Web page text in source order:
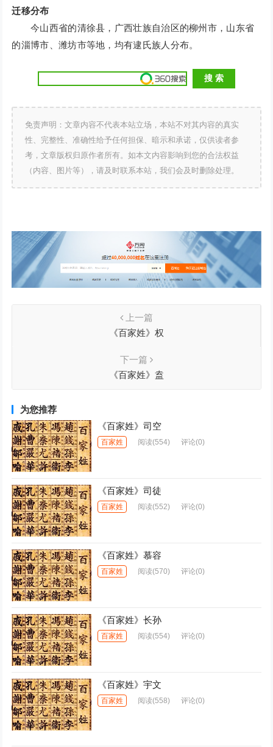
迁移分布
今山西省的清徐县，广西壮族自治区的柳州市，山东省
的淄博市、潍坊市等地，均有逮氏族人分布。
免责声明：文章内容不代表本站立场，本站不对其内容的真实
性、完整性、准确性给予任何担保、暗示和承诺，仅供读者参
考，文章版权归原作者所有。如本文内容影响到您的合法权益
（内容、图片等），请及时联系本站，我们会及时删除处理。
上一篇
《百家姓》权
下一篇
《百家姓》盍
为您推荐
《百家姓》司空
百家姓 阅读(554) 评论(0)
《百家姓》司徒
百家姓 阅读(552) 评论(0)
《百家姓》慕容
百家姓 阅读(570) 评论(0)
《百家姓》长孙
百家姓 阅读(554) 评论(0)
《百家姓》宇文
百家姓 阅读(558) 评论(0)